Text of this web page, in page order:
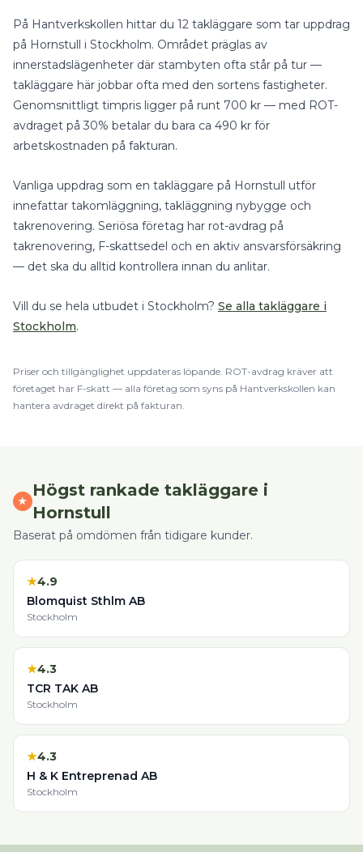
På Hantverkskollen hittar du 12 takläggare som tar uppdrag
på Hornstull i Stockholm. Området präglas av
innerstadslägenheter där stambyten ofta står på tur —
takläggare här jobbar ofta med den sortens fastigheter.
Genomsnittligt timpris ligger på runt 700 kr — med ROT-
avdraget på 30% betalar du bara ca 490 kr för
arbetskostnaden på fakturan.
Vanliga uppdrag som en takläggare på Hornstull utför
innefattar takomläggning, takläggning nybygge och
takrenovering. Seriösa företag har rot-avdrag på
takrenovering, F-skattsedel och en aktiv ansvarsförsäkring
— det ska du alltid kontrollera innan du anlitar.
Vill du se hela utbudet i Stockholm? Se alla takläggare i
Stockholm.
Priser och tillgänglighet uppdateras löpande. ROT-avdrag kräver att
företaget har F-skatt — alla företag som syns på Hantverkskollen kan
hantera avdraget direkt på fakturan.
★
Högst rankade takläggarei
Hornstull
Baserat på omdömen från tidigare kunder.
★4.9
Blomquist Sthlm AB
Stockholm
★4.3
TCR TAK AB
Stockholm
★4.3
H & K Entreprenad AB
Stockholm